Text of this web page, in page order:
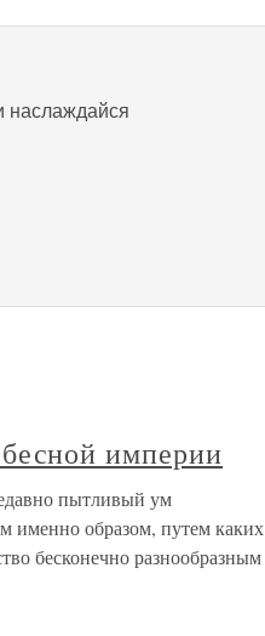
наслаждайся
империи
пытливый ум
именно образом, путем каких
бесконечно разнообразным